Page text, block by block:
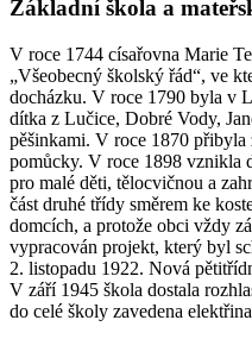
Základní škola a
V roce 1744 císařovna Marie
„Všeobecný školský řád“, ve
docházku. V roce 1790 byla v
dítka z Lučice, Dobré Vody,
pěšinkami. V roce 1870
pomůcky. V roce 1898 vznikla
pro malé děti, tělocvičnou a
část druhé třídy směrem ke
domcích, a protože obci vždy
vypracován projekt, který byl
2. listopadu 1922. Nová
V září 1945 škola dostala
do celé školy zavedena